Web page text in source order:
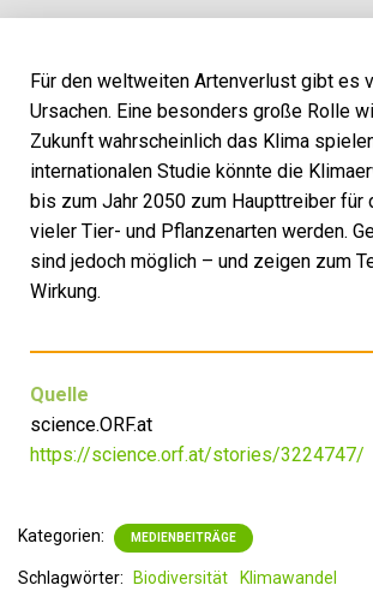
Für den weltweiten Artenverlust gibt es
Ursachen. Eine besonders große Rolle
Zukunft wahrscheinlich das Klima
internationalen Studie könnte die
bis zum Jahr 2050 zum Haupttreiber für
vieler Tier- und Pflanzenarten werden.
sind jedoch möglich – und zeigen zum
Wirkung.
Quelle
science.ORF.at
https://science.orf.at/stories/3224747/
Kategorien: MEDIENBEITRÄGE
Schlagwörter: Biodiversität Klimawandel